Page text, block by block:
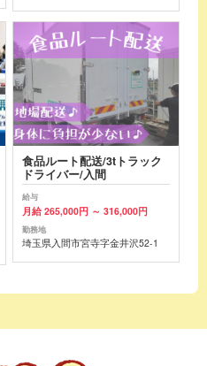
食品ルート配送/3tトラック
ドライバー/入間
給与
月給 265,000円 ～ 316,000円
勤務地
埼玉県入間市宮寺字金井沢52-1